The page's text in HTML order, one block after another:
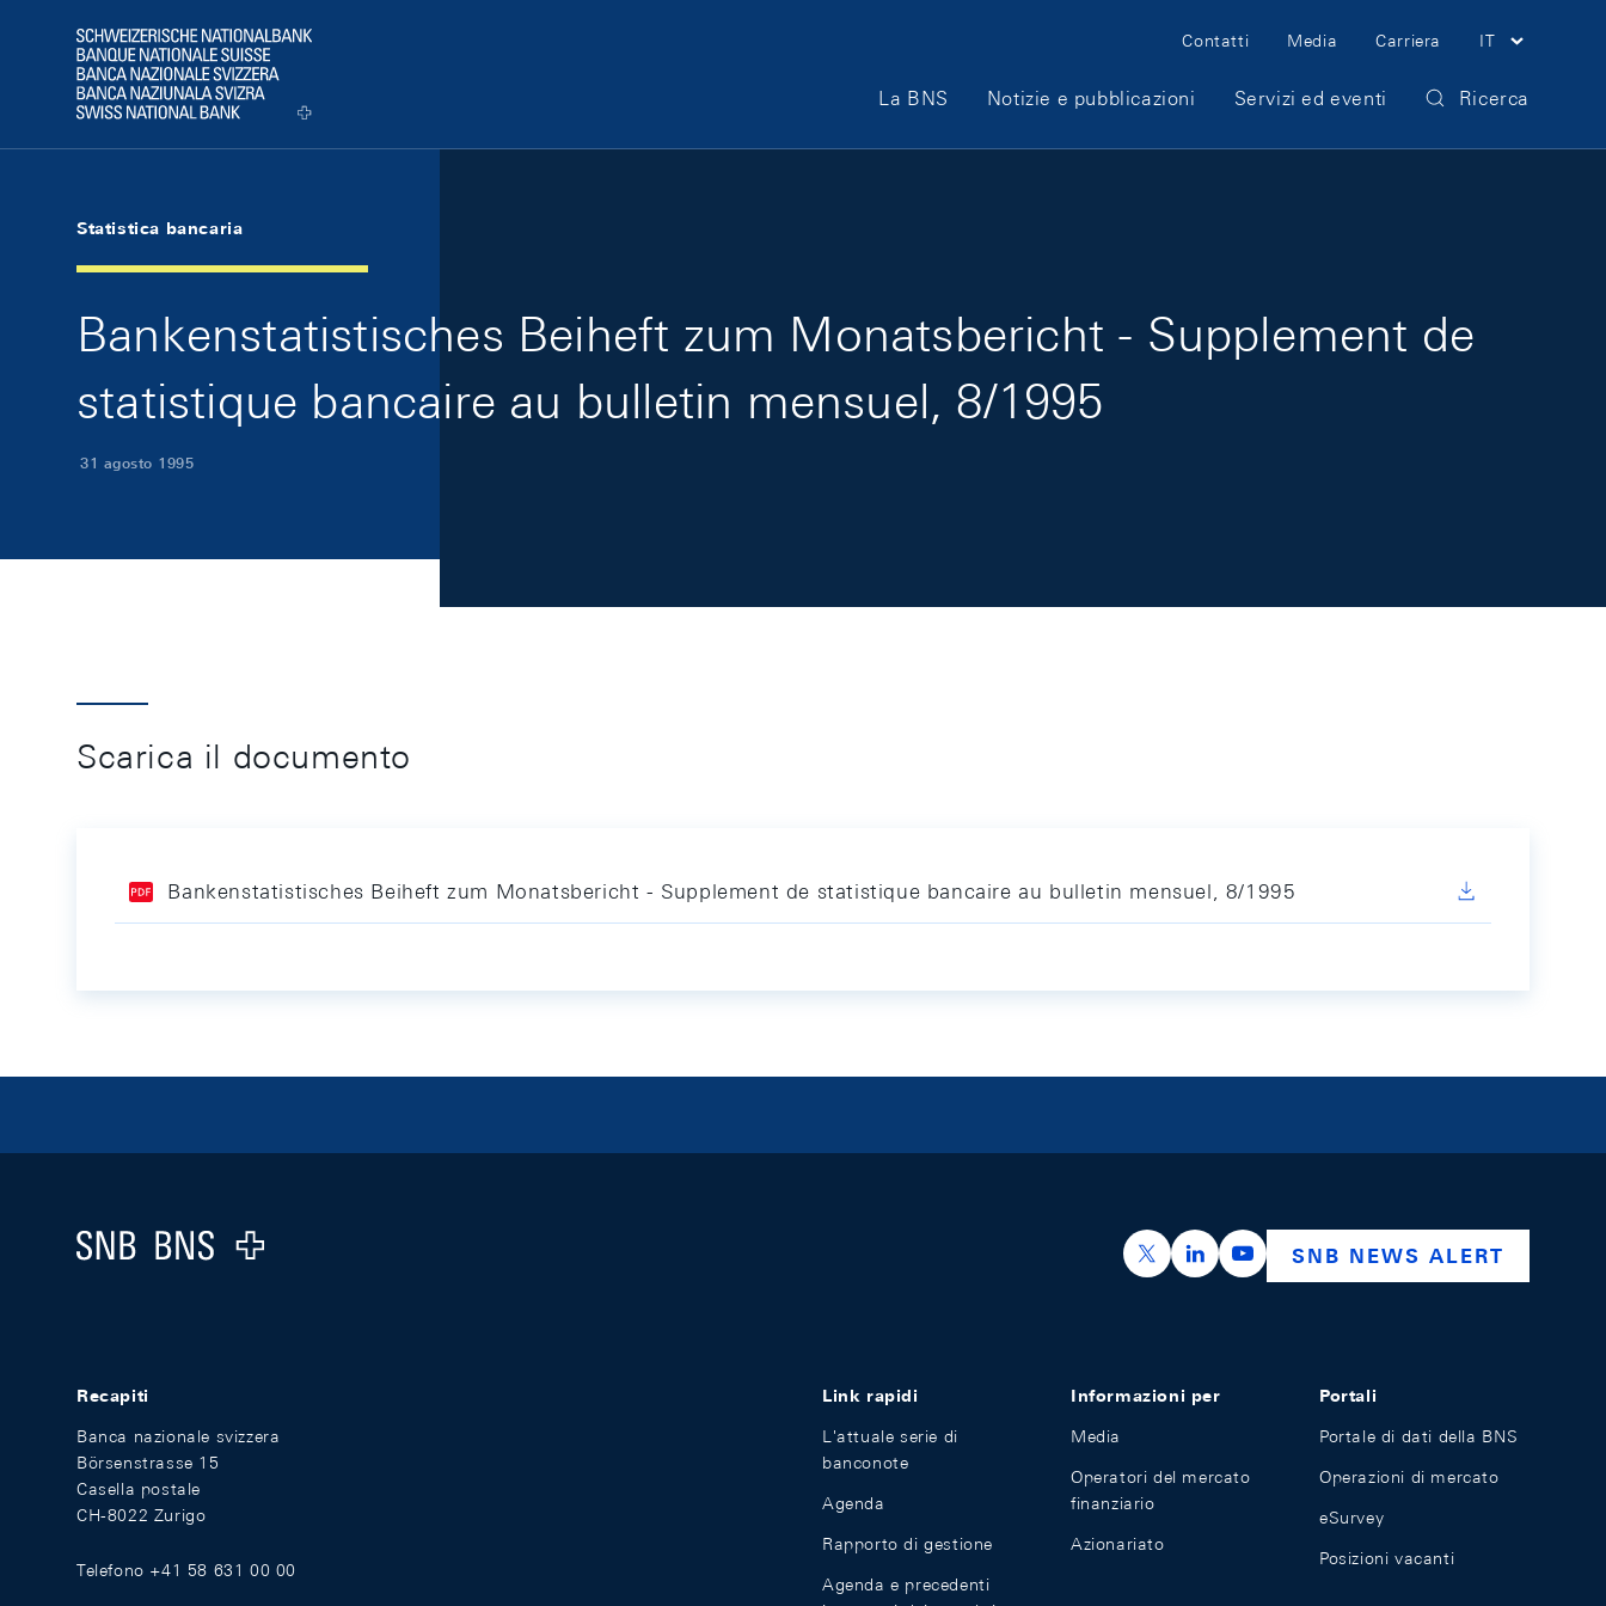
Logo
Meta Navigation
Contatti Media Carriera IT
Main Navigation
La BNS Notizie e pubblicazioni Servizi ed eventi Ricerca
Statistica bancaria
Bankenstatistisches Beiheft zum Monatsbericht - Supplement de
statistique bancaire au bulletin mensuel, 8/1995
31 agosto 1995
Scarica il documento
Bankenstatistisches Beiheft zum Monatsbericht - Supplement de statistique bancaire au bulletin mensuel, 8/1995
Logo
https://x.com/snb_bns
https://ch.linkedin.com/company/swiss-
https://www.youtube.com/
SNB NEWS ALERT
Recapiti
Banca nazionale svizzera
Börsenstrasse 15
Casella postale
CH-8022 Zurigo
Telefono +41 58 631 00 00
Link rapidi
L'attuale serie di
banconote
Agenda
Rapporto di gestione
Agenda e precedenti
Informazioni per
Media
Operatori del mercato
finanziario
Azionariato
Portali
Portale di dati della BNS
Operazioni di mercato
eSurvey
Posizioni vacanti